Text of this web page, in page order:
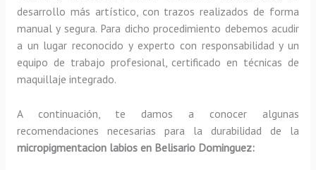
desarrollo más artístico, con trazos realizados de forma
manual y segura. Para dicho procedimiento debemos acudir
a un lugar reconocido y experto con responsabilidad y un
equipo de trabajo profesional, certificado en técnicas de
maquillaje integrado.
A continuación, te damos a conocer algunas
recomendaciones necesarias para la durabilidad de la
micropigmentacion labios en Belisario Dominguez: